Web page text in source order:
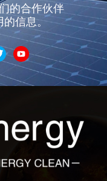
的合作伙伴
的信息。